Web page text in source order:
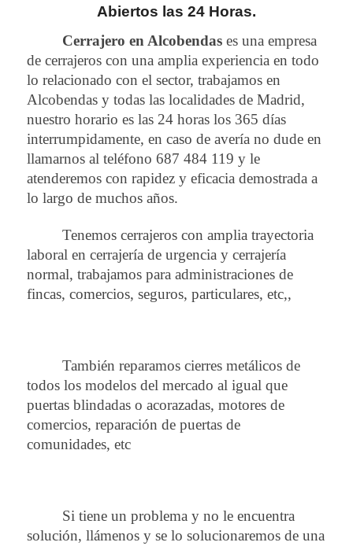
Abiertos las 24 Horas.
Cerrajero en Alcobendas es una empresa
de cerrajeros con una amplia experiencia en todo
lo relacionado con el sector, trabajamos en
Alcobendas y todas las localidades de Madrid,
nuestro horario es las 24 horas los 365 días
interrumpidamente, en caso de avería no dude en
llamarnos al teléfono 687 484 119 y le
atenderemos con rapidez y eficacia demostrada a
lo largo de muchos años.
Tenemos cerrajeros con amplia trayectoria
laboral en cerrajería de urgencia y cerrajería
normal, trabajamos para administraciones de
fincas, comercios, seguros, particulares, etc,,
También reparamos cierres metálicos de
todos los modelos del mercado al igual que
puertas blindadas o acorazadas, motores de
comercios, reparación de puertas de
comunidades, etc
Si tiene un problema y no le encuentra
solución, llámenos y se lo solucionaremos de una